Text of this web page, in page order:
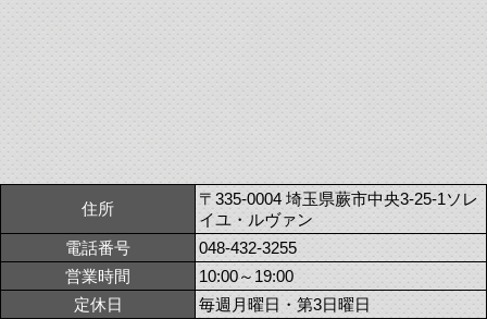
住所
〒335-0004 埼玉県蕨市中央3-25-1ソレ
イユ・ルヴァン
電話番号
048-432-3255
営業時間
10:00～19:00
定休日
毎週月曜日・第3日曜日